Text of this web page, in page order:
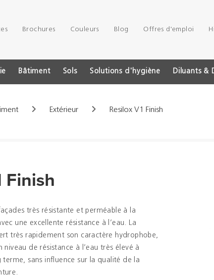
Brochures Couleurs Blog Offres d'emploi
Bâtiment Sols Solutions d'hygiène Diluants &
Extérieur Resilox V1 Finish
Finish
très résistante et perméable à la
une excellente résistance à l’eau. La
très rapidement son caractère hydrophobe,
niveau de résistance à l’eau très élevé à
sans influence sur la qualité de la